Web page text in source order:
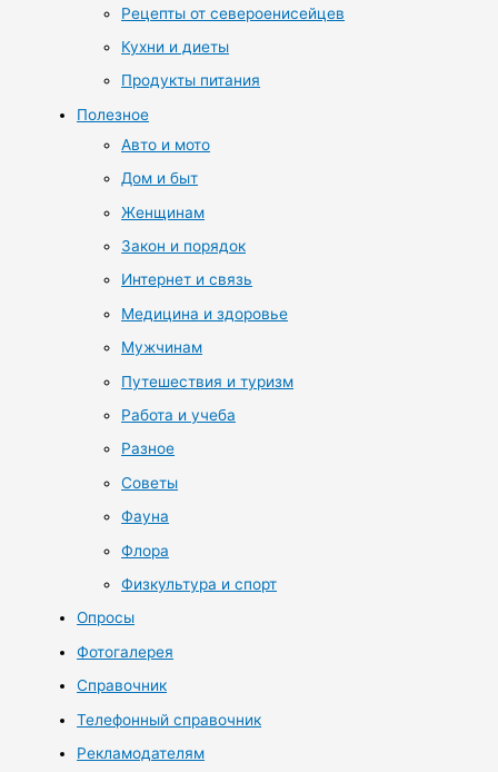
Рецепты от североенисейцев
Кухни и диеты
Продукты питания
Полезное
Авто и мото
Дом и быт
Женщинам
Закон и порядок
Интернет и связь
Медицина и здоровье
Мужчинам
Путешествия и туризм
Работа и учеба
Разное
Советы
Фауна
Флора
Физкультура и спорт
Опросы
Фотогалерея
Справочник
Телефонный справочник
Рекламодателям